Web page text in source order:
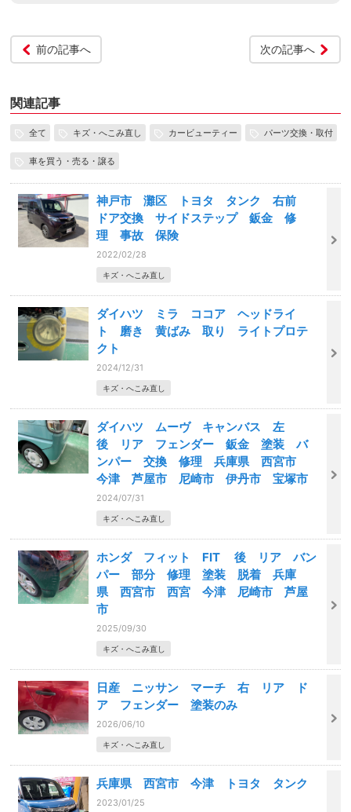
前の記事へ 次の記事へ
関連記事
全て キズ・へこみ直し カービューティー パーツ交換・取付
車を買う・売る・譲る
神戸市 灘区 トヨタ タンク 右前
ドア交換 サイドステップ 鈑金 修
理 事故 保険
2022/02/28
キズ・へこみ直し
ダイハツ ミラ ココア ヘッドライ
ト 磨き 黄ばみ 取り ライトプロテ
クト
2024/12/31
キズ・へこみ直し
ダイハツ ムーヴ キャンバス 左
後 リア フェンダー 鈑金 塗装 バ
ンパー 交換 修理 兵庫県 西宮市
今津 芦屋市 尼崎市 伊丹市 宝塚市
2024/07/31
キズ・へこみ直し
ホンダ フィット FIT 後 リア バン
パー 部分 修理 塗装 脱着 兵庫
県 西宮市 西宮 今津 尼崎市 芦屋
市
2025/09/30
キズ・へこみ直し
日産 ニッサン マーチ 右 リア ド
ア フェンダー 塗装のみ
2026/06/10
キズ・へこみ直し
兵庫県 西宮市 今津 トヨタ タンク
2023/01/25